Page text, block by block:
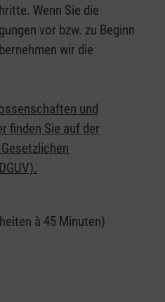
Wenn Sie die
vor bzw. zu Beginn
wir die
und
finden Sie auf der
à 45 Minuten)